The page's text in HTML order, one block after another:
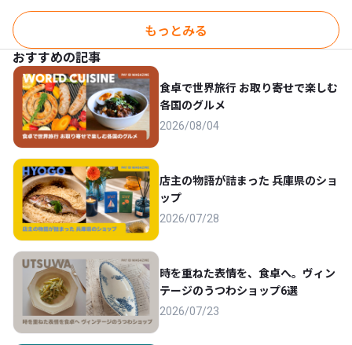
ト コンシェル 猫 グッズ
白 日本製 san4579-4 (ホ
ワイト / 中)
一人暮らし 和風 洋風 ハ
ンドメイド 手作り 置物
もっとみる
おすすめの記事
食卓で世界旅行 お取り寄せで楽しむ
各国のグルメ
2026/08/04
店主の物語が詰まった 兵庫県のショ
ップ
2026/07/28
時を重ねた表情を、食卓へ。ヴィン
テージのうつわショップ6選
2026/07/23